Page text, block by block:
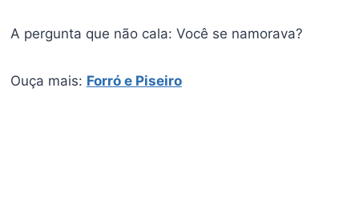
A pergunta que não cala: Você se namorava?
Ouça mais: Forró e Piseiro